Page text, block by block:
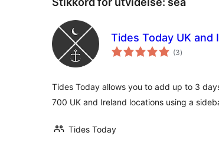
Tides Today UK and
(3totale
vurderinger
)
Tides Today allows you to add up to 3
700 UK and Ireland locations using a
Tides Today